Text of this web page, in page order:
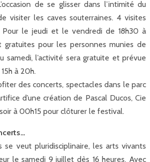
de se glisser dans l’intimité du
visiter les caves souterraines. 4 visites
Pour le jeudi et le vendredi de 18h30 à
pour les personnes munies de
samedi, l’activité sera gratuite et prévue
à 20h.
des concerts, spectacles dans le parc
d’une création de Pascal Ducos, Cie
à 00h15 pour clôturer le festival.
se veut pluridisciplinaire, les arts vivants
le samedi 9 juillet dès 16 heures. Avec